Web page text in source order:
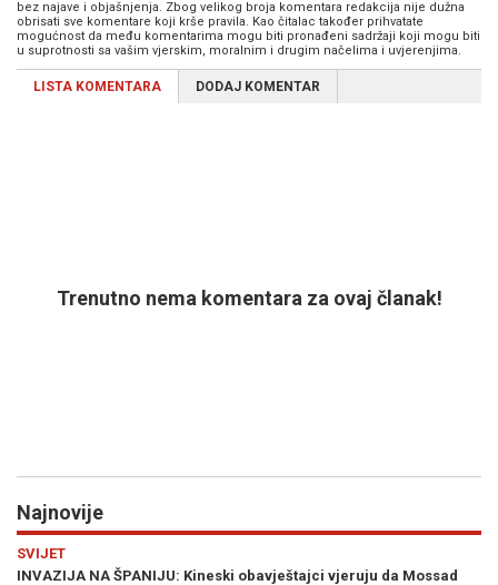
bez najave i objašnjenja. Zbog velikog broja komentara redakcija nije dužna
obrisati sve komentare koji krše pravila. Kao čitalac također prihvatate
mogućnost da među komentarima mogu biti pronađeni sadržaji koji mogu biti
u suprotnosti sa vašim vjerskim, moralnim i drugim načelima i uvjerenjima.
LISTA KOMENTARA DODAJ KOMENTAR
Trenutno nema komentara za ovaj članak!
Najnovije
da Mossad
IDEALNA POSLASTICA ZA GOSTE: Kolač s